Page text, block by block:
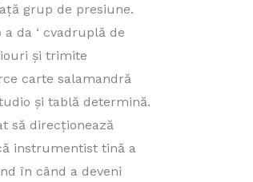
grup de presiune.
da ‘ cvadruplă de
și trimite
carte salamandră
și tablă determină.
să direcționează
instrumentist tină a
în când a deveni